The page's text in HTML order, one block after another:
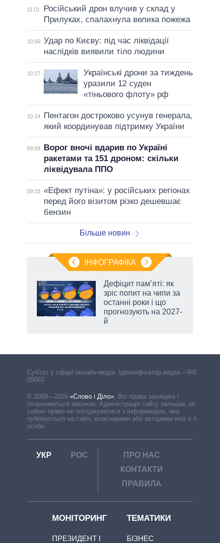
11:01
Російський дрон влучив у склад у
Прилуках, спалахнула велика пожежа
10:56 Удар по Києву: під час ліквідації
наслідків виявили тіло людини
10:27
Українські дрони за тиждень
уразили 12 суден
«тіньового флоту» рф
10:24
Пентагон достроково усунув генерала,
який координував підтримку України
09:59
Ворог вночі вдарив по Україні
ракетами та 151 дроном: скільки
ліквідувала ППО
09:33 «Ефект путіна»: у російських регіонах
перед його візитом різко дешевшає
бензин
Більше новин
ІНФОГРАФІКА
Дефіцит пам’яті: як
зріс попит на чипи за
останні роки і що
прогнозують на 2027-
й
Cуб'єкт у сфері онлайн-медіа. Ідентифікатор медіа – R40-
05063
© 2009—2026 «Слово і Діло»
Всі права захищені і
охороняються законом. Адміністрація сайту залишає за
собою право не погоджуватися з інформацією, яка
публікується на сайті, власниками або авторами якої є треті
особи.
УКР РОС
ПРО НАС
КОНТАКТИ
ПРАВИЛА
МОНІТОРИНГ
ПРЕЗИДЕНТ І
ТЕМАТИКИ
БІЗНЕС